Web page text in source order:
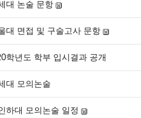
대 논술 문항
대 면접 및 구술고사 문항
학년도 학부 입시결과 공개
대 모의논술
하대 모의논술 일정